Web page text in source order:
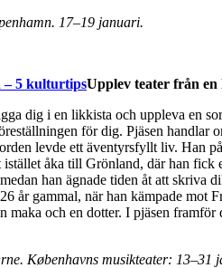
17–19 januari.
Upplev teater från en
dig i en likkista och uppleva en
för dig. Pjäsen handlar
levde ett äventyrsfyllt liv. Han
istället åka till Grönland, där han
han ägnade tiden åt att skriva
år gammal, när han kämpade mot
maka och en dotter. I pjäsen
Københavns musikteater: